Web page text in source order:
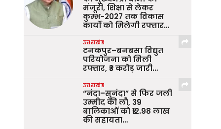
मंजूरी, शिक्षा से लेकर
कुम्भ-2027 तक विकास
कार्यों को मिलेगी रफ्तार…
उत्तराखंड
टनकपुर–बनबसा विद्युत
परियोजना को मिली
रफ्तार, ₹3 करोड़ जारी…
उत्तराखंड
“नंदा–सुनंदा” से फिर जली
उम्मीद की लौ, 39
बालिकाओं को ₹12.98 लाख
की सहायता…